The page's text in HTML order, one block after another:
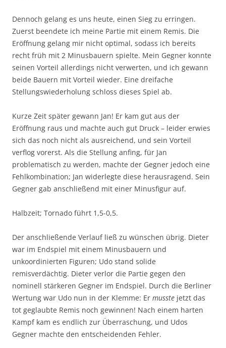
Dennoch gelang es uns heute, einen Sieg zu erringen.
Zuerst beendete ich meine Partie mit einem Remis. Die
Eröffnung gelang mir nicht optimal, sodass ich bereits
recht früh mit 2 Minusbauern spielte. Mein Gegner konnte
seinen Vorteil allerdings nicht verwerten, und ich gewann
beide Bauern mit Vorteil wieder. Eine dreifache
Stellungswiederholung schloss dieses Spiel ab.
Kurze Zeit später gewann Jan! Er kam gut aus der
Eröffnung raus und machte auch gut Druck – leider erwies
sich das noch nicht als ausreichend, und sein Vorteil
verflog vorerst. Als die Stellung anfing, für Jan
problematisch zu werden, machte der Gegner jedoch eine
Fehlkombination; Jan widerlegte diese herausragend. Sein
Gegner gab anschließend mit einer Minusfigur auf.
Halbzeit; Tornado führt 1,5-0,5.
Der anschließende Verlauf ließ zu wünschen übrig. Dieter
war im Endspiel mit einem Minusbauern und
unkoordinierten Figuren; Udo stand solide
remisverdächtig. Dieter verlor die Partie gegen den
nominell stärkeren Gegner im Endspiel. Durch die Berliner
Wertung war Udo nun in der Klemme: Er musste jetzt das
tot geglaubte Remis noch gewinnen! Nach einem harten
Kampf kam es endlich zur Überraschung, und Udos
Gegner machte den entscheidenden Fehler.